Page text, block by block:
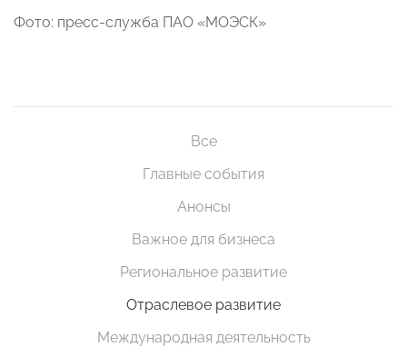
Фото: пресс-служба ПАО «МОЭСК»
Все
Главные события
Анонсы
Важное для бизнеса
Региональное развитие
Отраслевое развитие
Международная деятельность